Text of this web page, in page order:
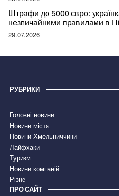
Штрафи до 5000 євро:
незвичайними правилами в
правдою
29.07.2026
РУБРИКИ
Головні новини
Новини міста
Новини Хмельниччини
Лайфхаки
Туризм
Новини компаній
Різне
ПРО САЙТ